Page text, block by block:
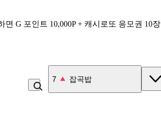
면 G 포인트 10,000P + 캐시로또 응모권 10장
7 잡곡밥